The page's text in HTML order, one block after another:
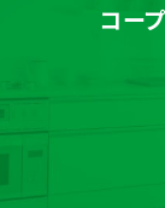
コー